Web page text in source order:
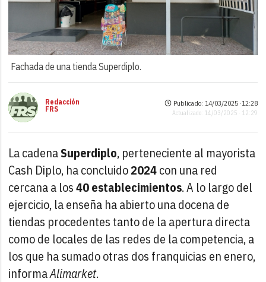
Fachada de una tienda Superdiplo.
Redacción
FRS
Publicado: 14/03/2025 ·12:28
Actualizado: 14/03/2025 · 12:29
La cadenaSuperdiplo, perteneciente al mayorista
Cash Diplo, ha concluido2024con una red
cercana a los40 establecimientos. A lo largo del
ejercicio, la enseña ha abierto una docena de
tiendas procedentes tanto de la apertura directa
como de locales de las redes de la competencia, a
los que ha sumado otras dos franquicias en enero,
informaAlimarket.